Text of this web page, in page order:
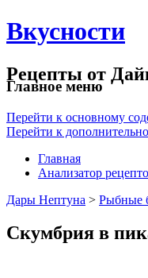
Вкусности
Рецепты от
Главное меню
Перейти к основному
Перейти к
Главная
Анализатор
Дары Нептуна > Рыбные
Скумбрия в